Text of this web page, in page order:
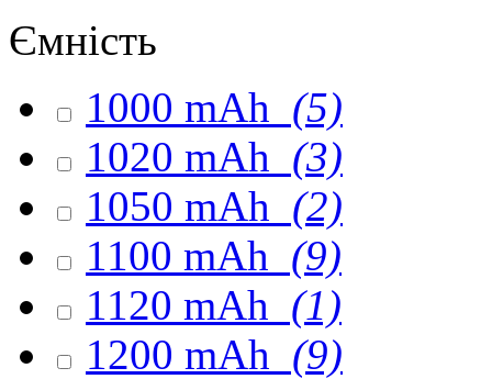
Ємність
1000 mAh (5)
1020 mAh (3)
1050 mAh (2)
1100 mAh (9)
1120 mAh (1)
1200 mAh (9)